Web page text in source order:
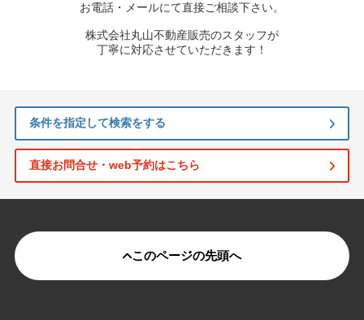
お電話・メールにて直接ご相談下さい。
株式会社丸山不動産販売のスタッフが
丁寧に対応させていただきます！
条件を指定して検索をする
直接お問合せ・web予約はこちら
このページの先頭へ